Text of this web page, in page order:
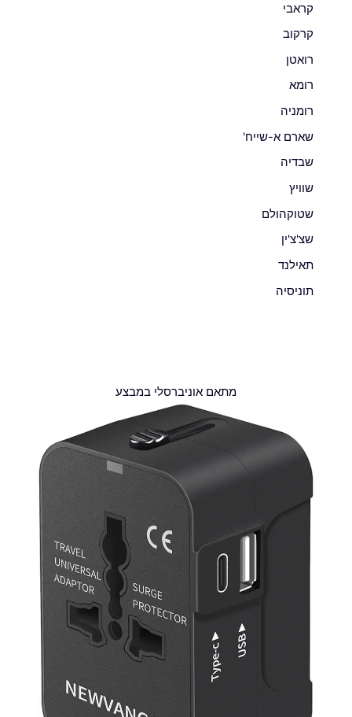
קראבי
קרקוב
רואטן
רומא
רומניה
שארם א-שייח'
שבדיה
שוויץ
שטוקהולם
שצ'צ'ין
תאילנד
תוניסיה
מתאם אוניברסלי במבצע